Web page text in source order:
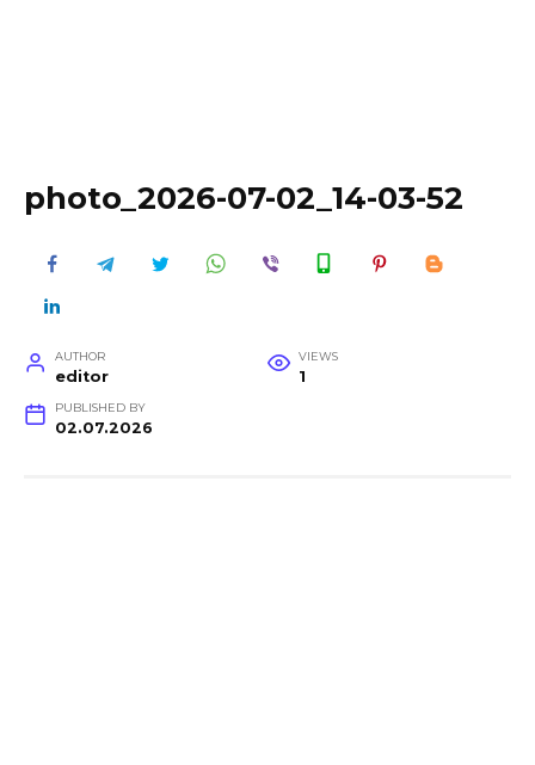
photo_2026-07-02_14-03-52
AUTHOR
editor
VIEWS
1
PUBLISHED BY
02.07.2026